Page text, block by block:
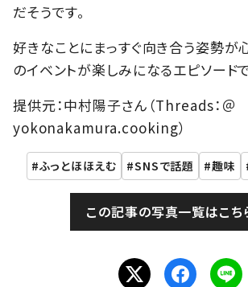
だそうです。
好きなことにまっすぐ向き合う姿勢が
のイベントが楽しみになるエピソードで
提供元：中村陽子さん（Threads：＠
yokonakamura.cooking）
ふっとほほえむ SNSで話題 趣味
この記事の写真一覧はこち